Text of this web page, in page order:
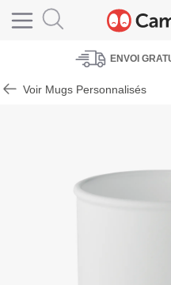
ENVOI
Voir Mugs Personnalisés